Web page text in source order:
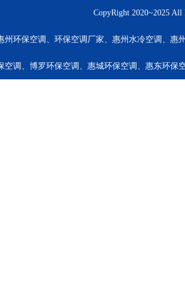
CopyRight 2020~2025
州环保空调、环保空调厂家、惠州水冷空调、惠
空调、博罗环保空调、惠城环保空调、惠东环保